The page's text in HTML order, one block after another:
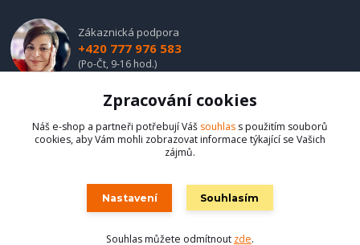
Zákaznická podpora
+420 777 976 583
(Po-Čt, 9-16 hod.)
obchod@hadladla.cz
Zpracování cookies
Náš e-shop a partneři potřebují Váš souhlas s použitím souborů
cookies, aby Vám mohli zobrazovat informace týkající se Vašich
zájmů.
Nastavení Souhlasím
Souhlas můžete odmítnout zde.